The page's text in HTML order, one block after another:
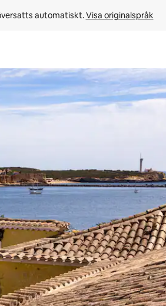
automatiskt. Visa originalspråk
genom att trycka eller svepa.